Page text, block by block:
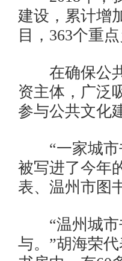
建设，累计增
目，363个重
在确保公共
资主体，广泛
参与公共文化
“一家城市
被写进了今年
表、温州市图
“温州城市
与。”胡海荣